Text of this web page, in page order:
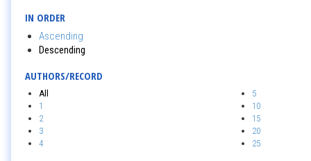
IN ORDER
Ascending
Descending
AUTHORS/RECORD
All
1
2
3
4
5
10
15
20
25